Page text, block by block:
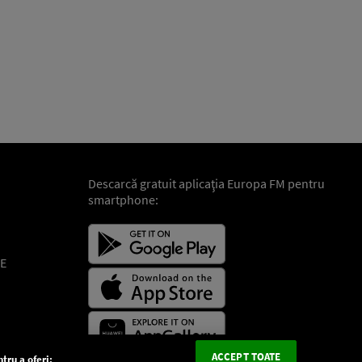
Descarcă gratuit aplicaţia Europa FM pentru
smartphone:
a oferi: ACCEPT TOATE